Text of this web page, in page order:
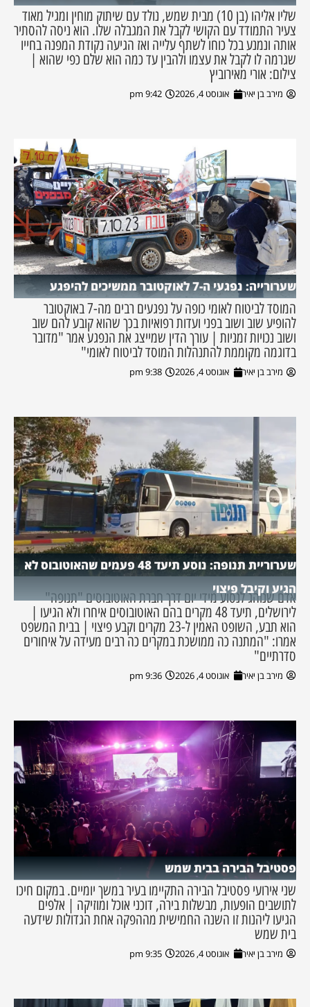
שליו אליהו (בן 10) מבית שמש, נולד עם שיתוק מוחין ומגיל מאוד
צעיר התמודד עם הקושי לקבל את המגבלה שלו. הוא ניסה להסתיר
אותה ונמנע בכל כוחו לשתף עלייה ואז הגיעה נקודת המפנה בחייו
שגרמה לו לקבל את עצמו ולהבין עד כמה הוא שלם כפי שהוא |
צילום: אורי מאירוביץ
מירב בן יאיר אוגוסט 4, 2026 9:42 pm
שערורייה: נפגעי ה-7 לאוקטובר ממשיכים להיפגע
המוסד לביטוח לאומי כופה על נפגעים רבים מה-7 באוקטובר
להופיע שוב ושוב בפני ועדות רפואיות בכך שהוא קובע להם שוב
ושוב נכויות זמניות | עורך הדין שמייצג את הנפגע אמר "מדובר
בדוגמה מקוממת להתנהלות המוסד לביטוח לאומי"
מירב בן יאיר אוגוסט 4, 2026 9:38 pm
שערוריית תנופה: נוסע תיעד 48 פעמים שהאוטובוס לא
הגיע וקיבל פיצוי
אדם שנוהג לנסוע מידי יום דרך חברת האוטובוסים "תנופה"
לירושלים, תיעד 48 מקרים בהם האוטובוסים איחרו ולא הגיעו |
הוא תבע, השופט האמין ל-23 מקרים וקבע פיצוי | בבית המשפט
אמרו: "המתנה כה ממושכת במקרים כה רבים מעידה על איחורים
סדרתיים"
מירב בן יאיר אוגוסט 4, 2026 9:36 pm
פסטיבל הבירה בבית שמש
שני אירועי פסטיבל הבירה התקיימו בעיר במשך יומיים. במקום חיכו
לתושבים הופעות, מבשלות בירה, דוכני אוכל ומוזיקה | אלפים
הגיעו ליהנות זו השנה החמישית מההפקה אחת הגדולות שידעה
בית שמש
מירב בן יאיר אוגוסט 4, 2026 9:35 pm